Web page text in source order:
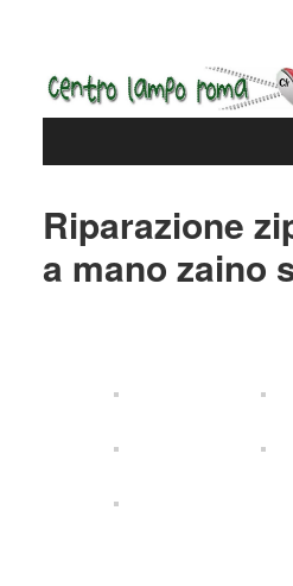
Riparazione
a mano zaino